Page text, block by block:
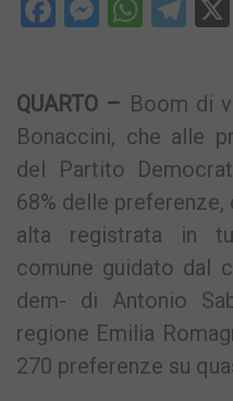
Facebook
QUARTO – Boom di
Bonaccini, che alle
del Partito
68% delle
alta registrata in
comune guidato dal
dem- di Antonio
regione Emilia
270 preferenze su